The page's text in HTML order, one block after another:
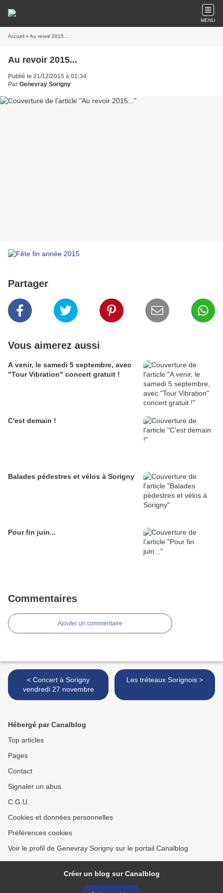
MENU
Accueil » Au revoir 2015...
Au revoir 2015...
Publié le 21/12/2015 à 01:34
Par Genevray Sorigny
Partager
Vous aimerez aussi
A venir, le samedi 5 septembre, avec
"Tour Vibration" concert gratuit !
C'est demain !
Balades pédestres et vélos à Sorigny
Pour fin juin...
Commentaires
Ajouter un commentaire
< Concert à Sorigny
vendredi 27 novembre
Les tréteaux Sorignois >
Hébergé par Canalblog
Top articles
Pages
Contact
Signaler un abus
C.G.U.
Cookies et données personnelles
Préférences cookies
Voir le profil de Genevray Sorigny sur le portail Canalblog
Créer un blog sur Canalblog